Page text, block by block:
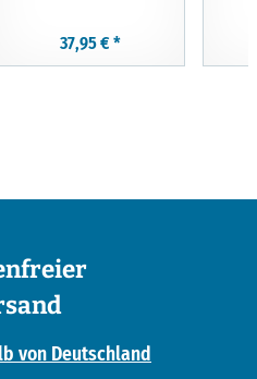
37,95 € *
von Deutschland